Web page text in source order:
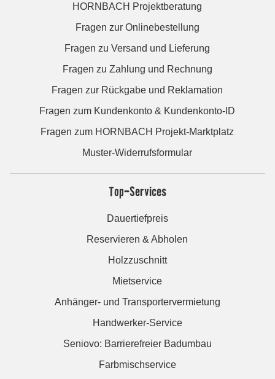
HORNBACH Projektberatung
Fragen zur Onlinebestellung
Fragen zu Versand und Lieferung
Fragen zu Zahlung und Rechnung
Fragen zur Rückgabe und Reklamation
Fragen zum Kundenkonto & Kundenkonto-ID
Fragen zum HORNBACH Projekt-Marktplatz
Muster-Widerrufsformular
Top-Services
Dauertiefpreis
Reservieren & Abholen
Holzzuschnitt
Mietservice
Anhänger- und Transportervermietung
Handwerker-Service
Seniovo: Barrierefreier Badumbau
Farbmischservice